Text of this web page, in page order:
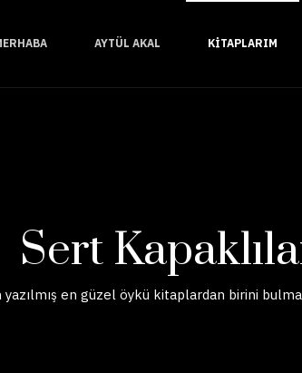
AYTÜL AKAL KITAPLARIM
Sert
en güzel öykü kitaplardan birini